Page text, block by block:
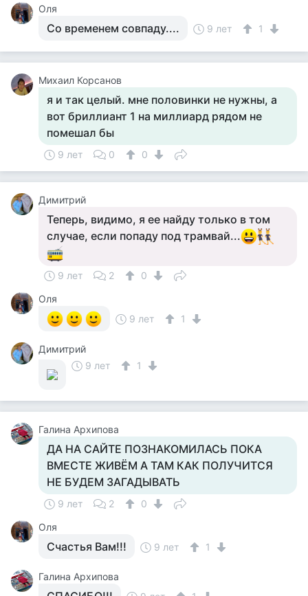
Оля
Со временем совпаду.... 9 лет 1
Михаил Корсанов
я и так целый. мне половинки не нужны, а
вот бриллиант 1 на миллиард рядом не
помешал бы
9 лет 0 0
Димитрий
Теперь, видимо, я ее найду только в том
случае, если попаду под трамвай...
9 лет 2
0
Оля
9 лет
1
Димитрий
9 лет
1
Галина Архипова
ДА НА САЙТЕ ПОЗНАКОМИЛАСЬ ПОКА
ВМЕСТЕ ЖИВЁМ А ТАМ КАК ПОЛУЧИТСЯ
НЕ БУДЕМ ЗАГАДЫВАТЬ
9 лет 2
0
Оля
Счастья Вам!!! 9 лет 1
Галина Архипова